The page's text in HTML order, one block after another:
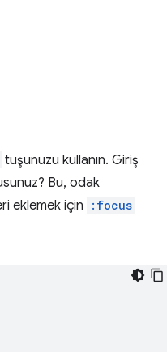
tuşunuzu kullanın. Giriş
Bu, odak
eklemek için
:focus